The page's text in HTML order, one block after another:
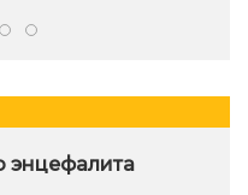
энцефалита